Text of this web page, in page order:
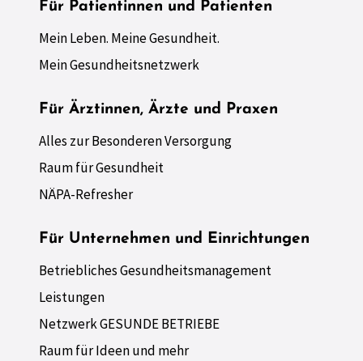
Für Patientinnen und Patienten
Mein Leben. Meine Gesundheit.
Mein Gesundheitsnetzwerk
Für Ärztinnen, Ärzte und Praxen
Alles zur Besonderen Versorgung
Raum für Gesundheit
NÄPA-Refresher
Für Unternehmen und Einrichtungen
Betriebliches Gesundheitsmanagement
Leistungen
Netzwerk GESUNDE BETRIEBE
Raum für Ideen und mehr